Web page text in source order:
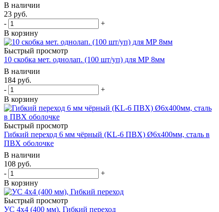
В наличии
23 руб.
-
+
В корзину
Быстрый просмотр
10 скобка мет. однолап. (100 шт/уп) для МР 8мм
В наличии
184 руб.
-
+
В корзину
Быстрый просмотр
Гибкий переход 6 мм чёрный (KL-6 ПВХ) Ø6х400мм, сталь в
ПВХ оболочке
В наличии
108 руб.
-
+
В корзину
Быстрый просмотр
УС 4х4 (400 мм), Гибкий переход